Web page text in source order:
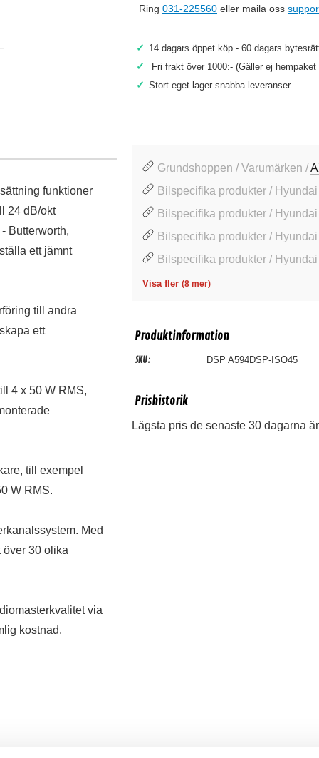
Ring 031-225560 eller maila oss
✓ 14 dagars öppet köp - 60 dagars
✓ Fri frakt över 1000:- (Gäller ej hempaket
✓ Stort eget lager snabba leveranser
funktioner
24 dB/okt
Butterworth,
ett jämnt
till andra
ett
4 x 50 W RMS,
till exempel
W RMS.
Med
över 30 olika
via
kostnad.
Grundshoppen / Varumärken /
Bilspecifika produkter /
Bilspecifika produkter /
Bilspecifika produkter /
Bilspecifika produkter /
Visa fler (8 mer)
Produktinformation
SKU: DSP A594DSP-ISO45
Prishistorik
Lägsta pris de senaste 30 dagarna